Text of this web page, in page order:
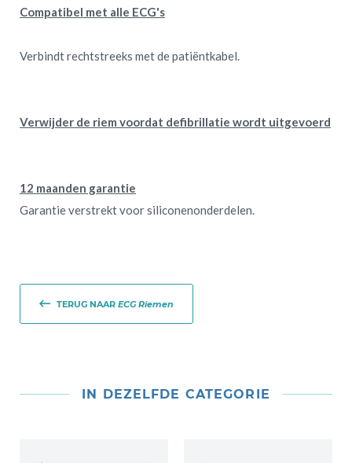
Compatibel met alle ECG's
Verbindt rechtstreeks met de patiëntkabel.
Verwijder de riem voordat defibrillatie wordt uitgevoerd
12 maanden garantie
Garantie verstrekt voor siliconenonderdelen.
TERUG NAARECG Riemen
IN DEZELFDE CATEGORIE